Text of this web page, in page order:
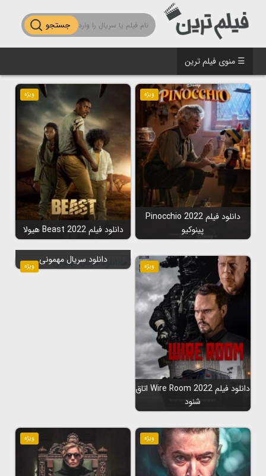
جستجو
☰ منوی فیلم ترین
ویژه
دانلود فیلم Pinocchio 2022
پینوکیو
ویژه
دانلود فیلم Beast 2022 هیولا
ویژه
دانلود فیلم Wire Room 2022 اتاق
شنود
ویژه
دانلود سریال مهمونی
ویژه ویژه